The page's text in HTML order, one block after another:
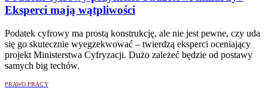
Eksperci mają wątpliwości
Podatek cyfrowy ma prostą konstrukcję, ale nie jest pewne, czy uda
się go skutecznie wyegzekwować – twierdzą eksperci oceniający
projekt Ministerstwa Cyfryzacji. Dużo zależeć będzie od postawy
samych big techów.
PRAWO PRACY